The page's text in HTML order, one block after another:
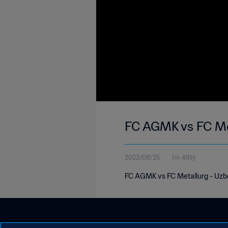
FC AGMK vs FC
2022/08/25 1分 48秒
FC AGMK vs FC Metallurg -